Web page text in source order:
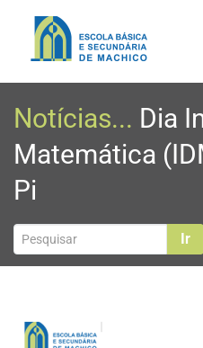
EBSM
Comunidade Educativa
Clubes e projetos
Atualidade
Contactos
Notícias... Dia
Matemática
Pi
Ir